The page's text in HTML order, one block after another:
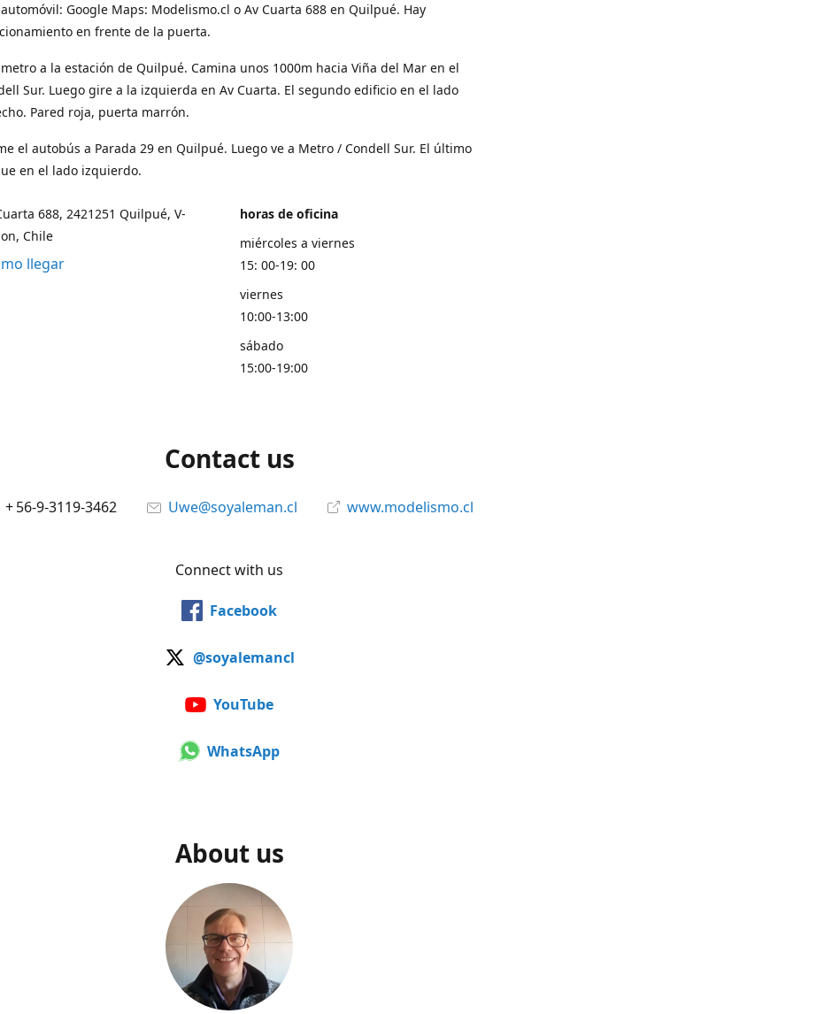
Google Maps: Modelismo.cl o Av Cuarta 688 en Quilpué. Hay
en frente de la puerta.
a la estación de Quilpué. Camina unos 1000m hacia Viña del Mar en el
Sur. Luego gire a la izquierda en Av Cuarta. El segundo edificio en el lado
Pared roja, puerta marrón.
el autobús a Parada 29 en Quilpué. Luego ve a Metro / Condell Sur. El último
en el lado izquierdo.
688, 2421251 Quilpué, V-
Chile
llegar
horas de oficina
miércoles a viernes
15: 00-19: 00
viernes
10:00-13:00
sábado
15:00-19:00
Contact us
+ 56-9-3119-3462 Uwe@soyaleman.cl www.modelismo.cl
Connect with us
Facebook
@soyalemancl
YouTube
WhatsApp
About us